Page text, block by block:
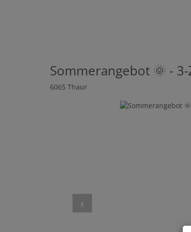
Sommerangebot 🌞 -
6065 Thaur